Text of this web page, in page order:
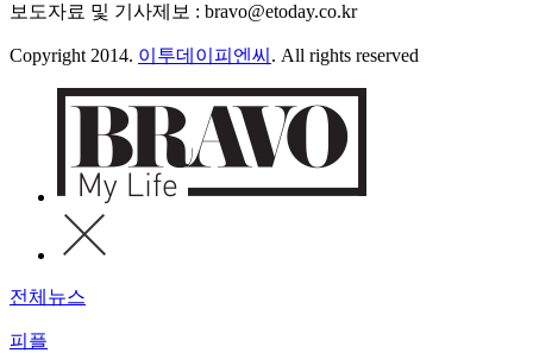
보도자료 및 기사제보 : bravo@etoday.co.kr
Copyright 2014. 이투데이피엔씨 . All rights reserved
전체뉴스
피플